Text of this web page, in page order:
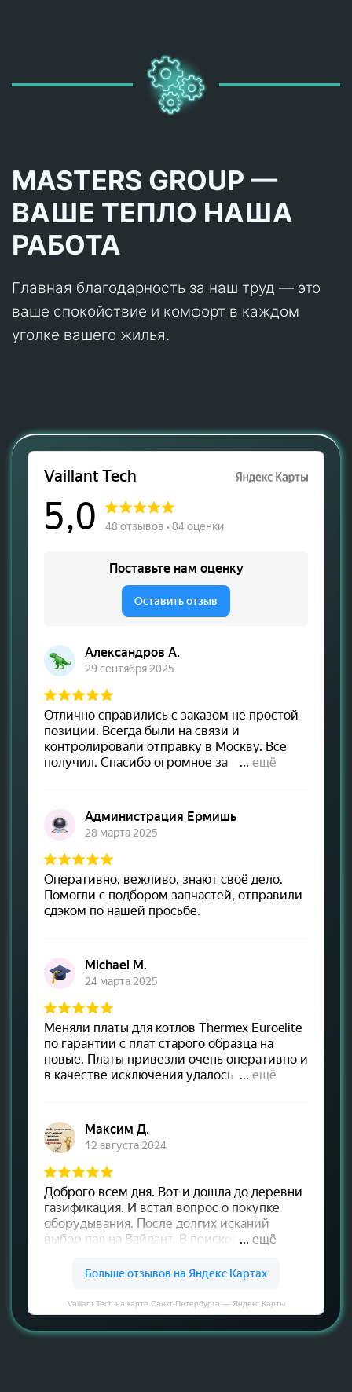
Vaillant Tech на карте Санкт‑Петербурга — Яндекс Карты
MASTERS GROUP —
ВАШЕ ТЕПЛО НАША
РАБОТА
Главная благодарность за наш труд — это
ваше спокойствие и комфорт в каждом
уголке вашего жилья.